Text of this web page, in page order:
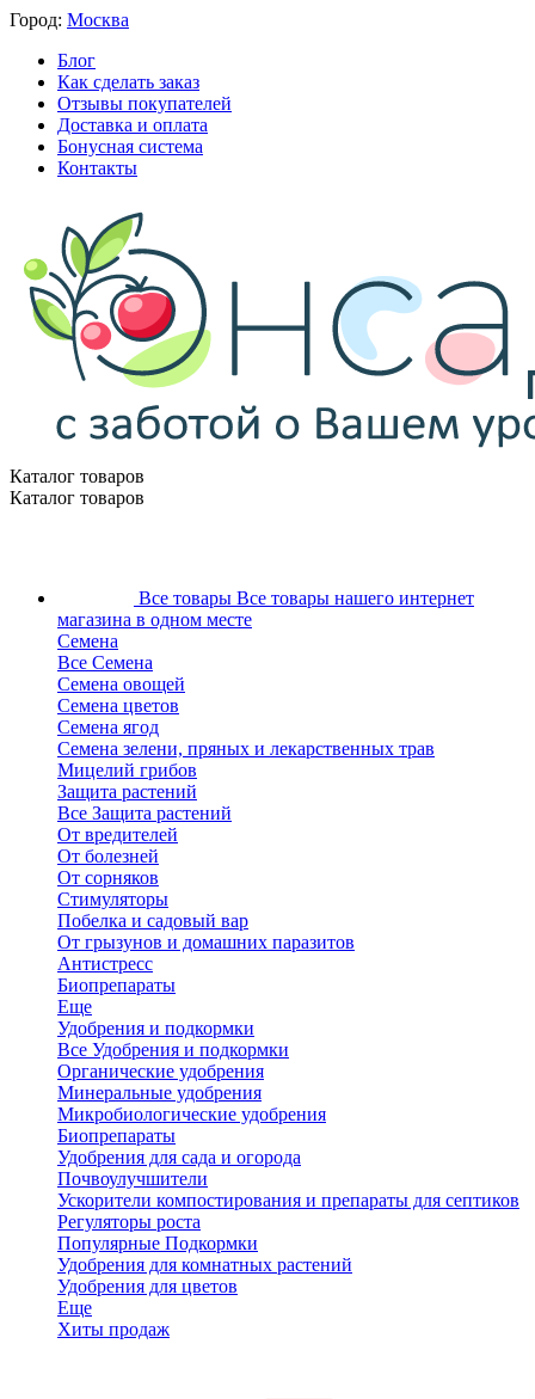
Город: Москва
Блог
Как сделать заказ
Отзывы покупателей
Доставка и оплата
Бонусная система
Контакты
Каталог товаров
Каталог товаров
Все товары Все товары нашего интернет
магазина в одном месте
Семена
Все Семена
Семена овощей
Семена цветов
Семена ягод
Семена зелени, пряных и лекарственных трав
Мицелий грибов
Защита растений
Все Защита растений
От вредителей
От болезней
От сорняков
Стимуляторы
Побелка и садовый вар
От грызунов и домашних паразитов
Антистресс
Биопрепараты
Еще
Удобрения и подкормки
Все Удобрения и подкормки
Органические удобрения
Минеральные удобрения
Микробиологические удобрения
Биопрепараты
Удобрения для сада и огорода
Почвоулучшители
Ускорители компостирования и препараты для септиков
Регуляторы роста
Популярные Подкормки
Удобрения для комнатных растений
Удобрения для цветов
Еще
Хиты продаж